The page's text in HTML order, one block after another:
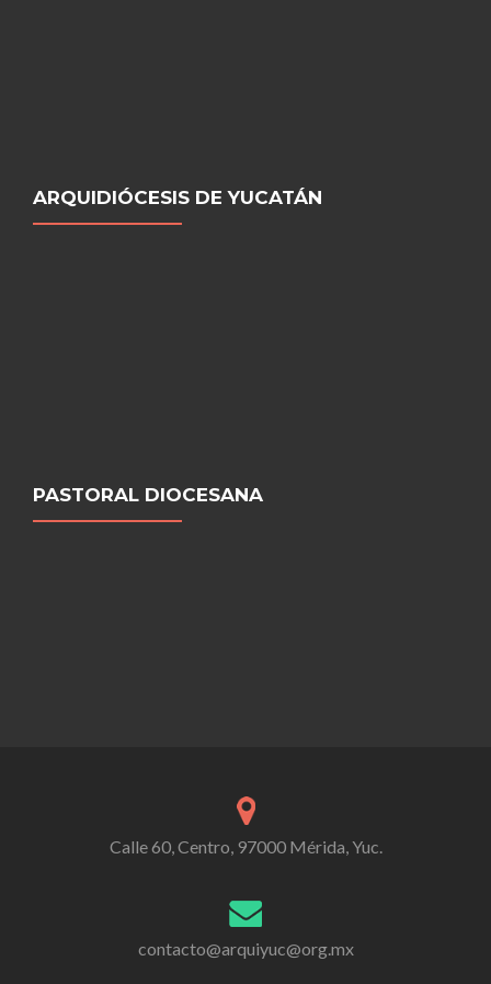
ARQUIDIÓCESIS DE YUCATÁN
PASTORAL DIOCESANA
Calle 60, Centro, 97000 Mérida, Yuc.
contacto@arquiyuc@org.mx